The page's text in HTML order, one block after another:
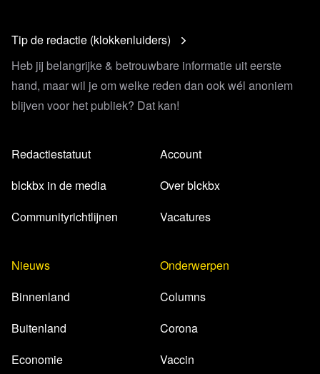
Tip de redactie (klokkenluiders)
Heb jij belangrijke & betrouwbare informatie uit eerste
hand, maar wil je om welke reden dan ook wél anoniem
blijven voor het publiek? Dat kan!
Redactiestatuut
blckbx in de media
Communityrichtlijnen
Account
Over blckbx
Vacatures
Nieuws
Binnenland
Buitenland
Economie
Onderwerpen
Columns
Corona
Vaccin